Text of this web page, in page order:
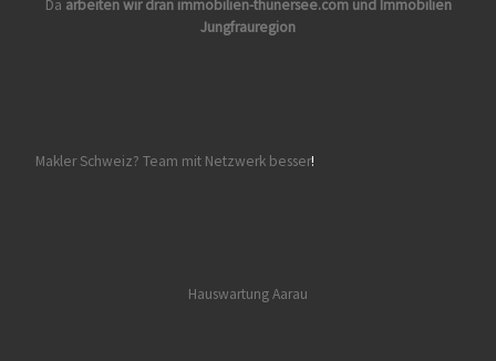
Da arbeiten wir dran immobilien-thunersee.com und Immobilien
Jungfrauregion
Makler Schweiz? Team mit Netzwerk besser!
Hauswartung Aarau